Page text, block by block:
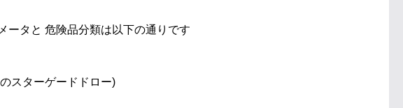
ータと 危険品分類は以下の通りです
スターゲードドロー)